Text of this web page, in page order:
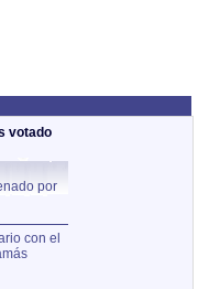
votado
por
con el